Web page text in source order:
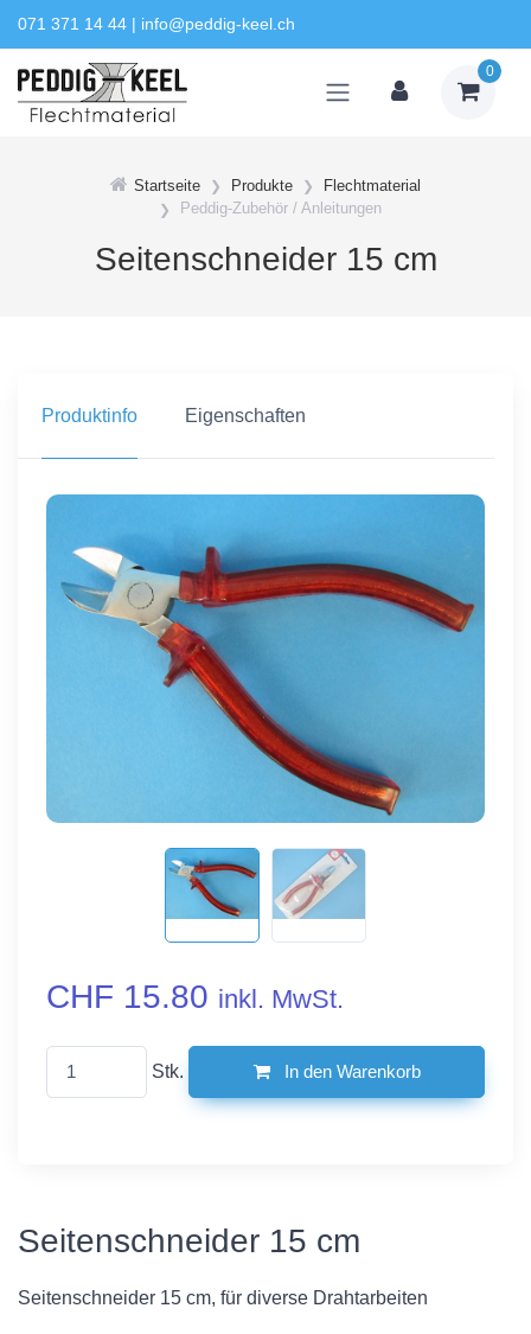
071 371 14 44 | info@peddig-keel.ch
0
Startseite Produkte
Flechtmaterial
Peddig-Zubehör / Anleitungen
Seitenschneider 15 cm
Produktinfo Eigenschaften
CHF 15.80 inkl. MwSt.
Stk. In den Warenkorb
Seitenschneider 15 cm
Seitenschneider 15 cm, für diverse Drahtarbeiten